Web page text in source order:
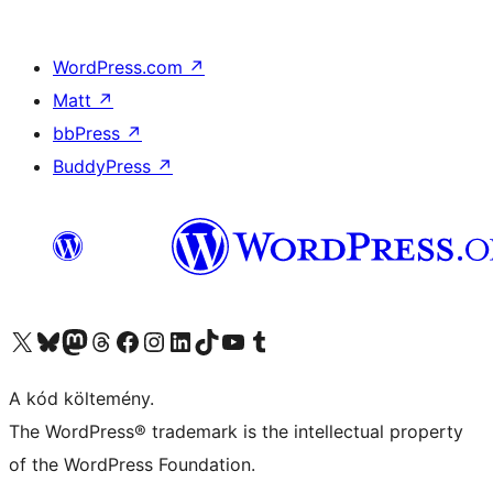
WordPress.com ↗
Matt ↗
bbPress ↗
BuddyPress ↗
Visit our X (formerly Twitter) account
Visit our Bluesky account
Twitter csatornánk
Visit our Threads account
Facebook oldalunk megtekintése
Visit our Instagram account
Visit our LinkedIn account
Visit our TikTok account
Visit our YouTube channel
Visit our Tumblr account
A kód költemény.
The WordPress® trademark is the intellectual property
of the WordPress Foundation.